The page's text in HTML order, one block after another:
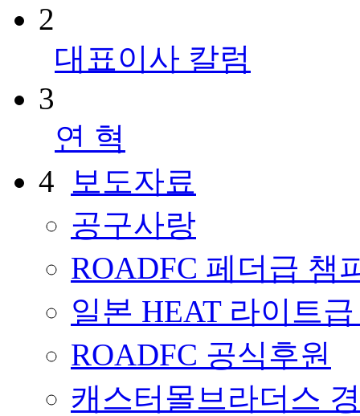
2
대표이사 칼럼
3
연 혁
4 보도자료
공구사랑
ROADFC 페더급 챔
일본 HEAT 라이트
ROADFC 공식후원
캐스터몰브라더스